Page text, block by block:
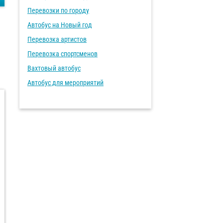
Перевозки по городу
Автобус на Новый год
Перевозка артистов
Перевозка спортсменов
Вахтовый автобус
Автобус для мероприятий